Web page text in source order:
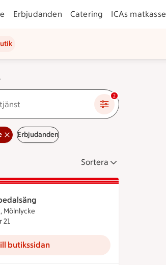
Erbjudanden Catering ICAs matkasse
Sök på ort eller tjänst 2
Erbjudanden
Sortera
Mölnlycke
är öppen nu, stänger klockan 21
21
butikssidan